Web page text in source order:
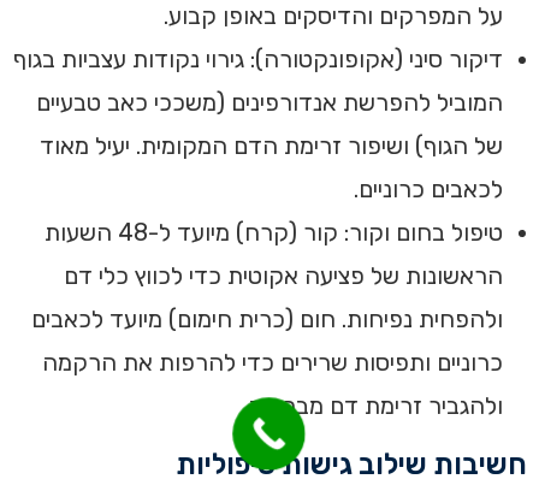
על המפרקים והדיסקים באופן קבוע.
דיקור סיני (אקופונקטורה): גירוי נקודות עצביות בגוף
המוביל להפרשת אנדורפינים (משככי כאב טבעיים
של הגוף) ושיפור זרימת הדם המקומית. יעיל מאוד
לכאבים כרוניים.
טיפול בחום וקור: קור (קרח) מיועד ל-48 השעות
הראשונות של פציעה אקוטית כדי לכווץ כלי דם
ולהפחית נפיחות. חום (כרית חימום) מיועד לכאבים
כרוניים ותפיסות שרירים כדי להרפות את הרקמה
ולהגביר זרימת דם מבריאה.
חשיבות שילוב גישות טיפוליות